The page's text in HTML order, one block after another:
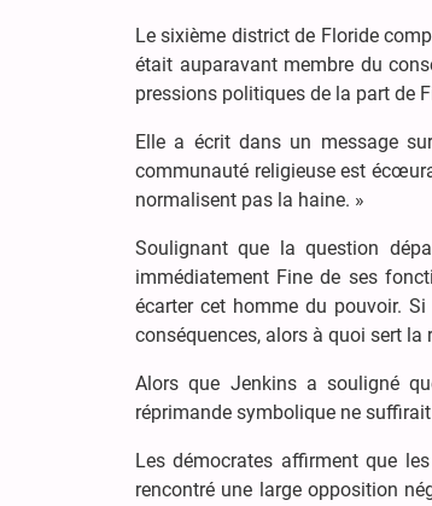
Le sixième district de Floride
était auparavant membre du
pressions politiques de la part de
Elle a écrit dans un message
communauté religieuse est
normalisent pas la haine. »
Soulignant que la question
immédiatement Fine de ses
écarter cet homme du pouvoir.
conséquences, alors à quoi sert la
Alors que Jenkins a souligné
réprimande symbolique ne
Les démocrates affirment que
rencontré une large opposition